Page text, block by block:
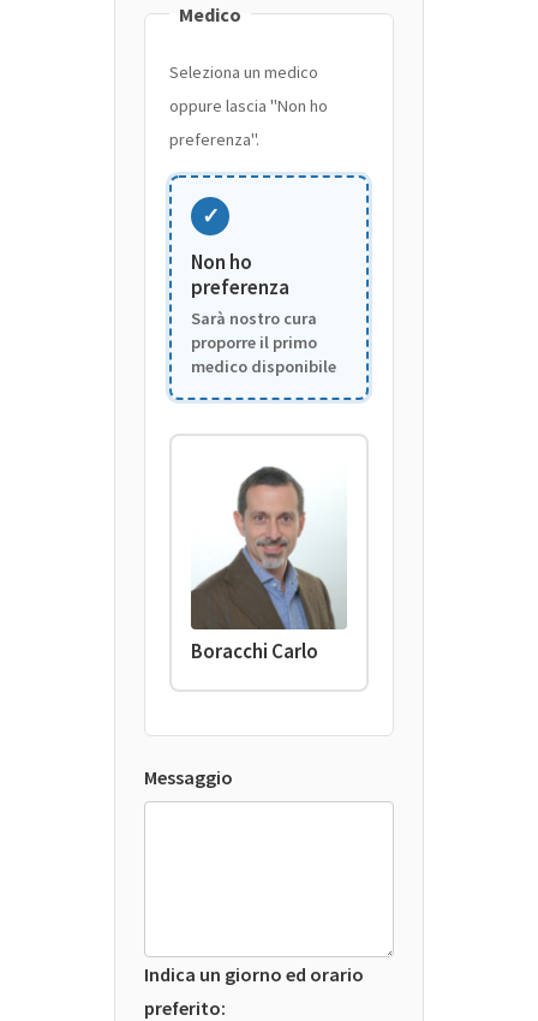
Medico
Seleziona un medico
oppure lascia "Non ho
preferenza".
✓
Non ho
preferenza
Sarà nostro cura
proporre il primo
medico disponibile
Boracchi Carlo
Messaggio
Indica un giorno ed orario
preferito: